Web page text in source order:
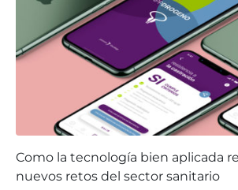
Como la tecnología bien aplicada
nuevos retos del sector sanitario